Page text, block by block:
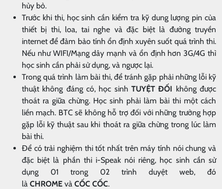
hủy bỏ.
Trước khi thi, học sinh cần kiểm tra kỹ dung lượng pin của
thiết bị thi, loa, tai nghe và đặc biệt là đường truyền
internet để đảm bảo tính ổn định xuyên suốt quá trình thi.
Nếu như WIFI/Mạng dây mạnh và ổn định hơn 3G/4G thì
học sinh cần phải sử dụng, và ngược lại.
Trong quá trình làm bài thi, để tránh gặp phải những lỗi kỹ
thuật không đáng có, học sinh TUYỆT ĐỐI không được
thoát ra giữa chừng. Học sinh phải làm bài thi một cách
liền mạch. BTC sẽ không hỗ trợ đối với những trường hợp
gặp lỗi kỹ thuật sau khi thoát ra giữa chừng trong lúc làm
bài thi.
Để có trải nghiệm thi tốt nhất trên máy tính nói chung và
đặc biệt là phần thi i-Speak nói riêng, học sinh cần sử
dụng 01 trong 02 trình duyệt web, đó
là CHROME và CỐC CỐC.